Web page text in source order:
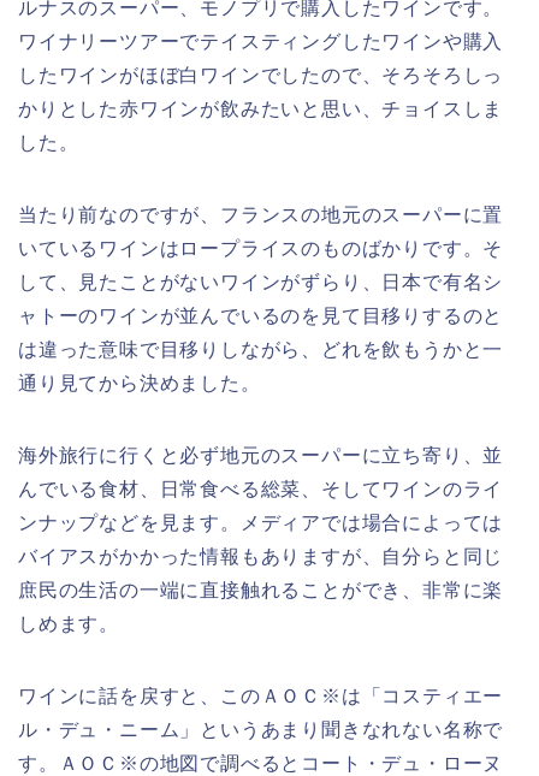
ルナスのスーパー、モノプリで購入したワインです。
ワイナリーツアーでテイスティングしたワインや購入
したワインがほぼ白ワインでしたので、そろそろしっ
かりとした赤ワインが飲みたいと思い、チョイスしま
した。
当たり前なのですが、フランスの地元のスーパーに置
いているワインはロープライスのものばかりです。そ
して、見たことがないワインがずらり、日本で有名シ
ャトーのワインが並んでいるのを見て目移りするのと
は違った意味で目移りしながら、どれを飲もうかと一
通り見てから決めました。
海外旅行に行くと必ず地元のスーパーに立ち寄り、並
んでいる食材、日常食べる総菜、そしてワインのライ
ンナップなどを見ます。メディアでは場合によっては
バイアスがかかった情報もありますが、自分らと同じ
庶民の生活の一端に直接触れることができ、非常に楽
しめます。
ワインに話を戻すと、このＡＯＣ※は「コスティエー
ル・デュ・ニーム」というあまり聞きなれない名称で
す。ＡＯＣ※の地図で調べるとコート・デュ・ローヌ